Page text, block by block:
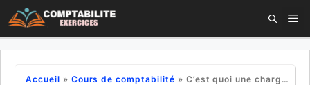
Aller
au
Accueil » Cours de comptabilité » C’est quoi une charge constatée d’avance ?